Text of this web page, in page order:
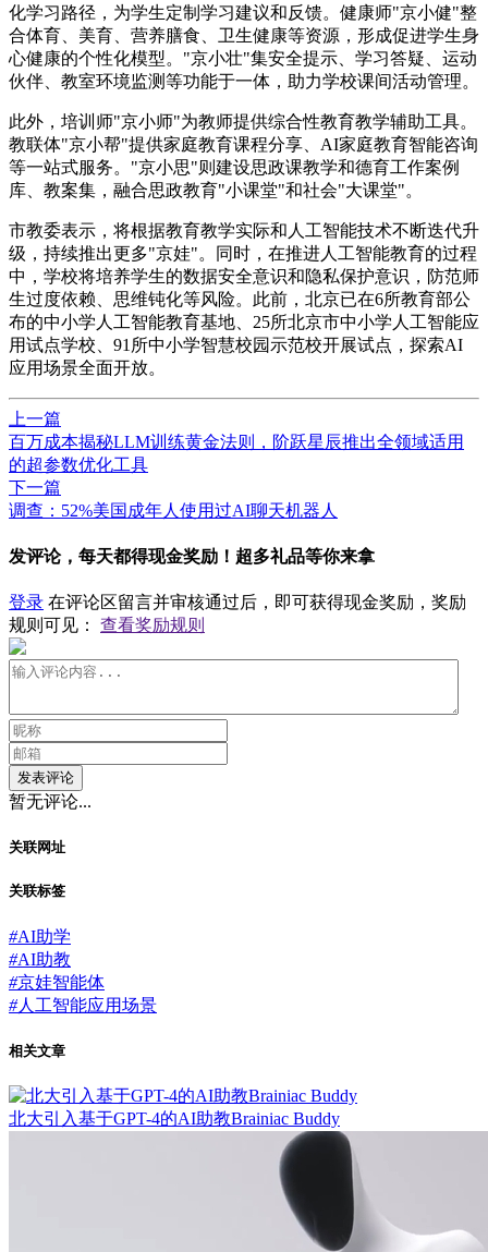
化学习路径，为学生定制学习建议和反馈。健康师"京小健"整
合体育、美育、营养膳食、卫生健康等资源，形成促进学生身
心健康的个性化模型。"京小壮"集安全提示、学习答疑、运动
伙伴、教室环境监测等功能于一体，助力学校课间活动管理。
此外，培训师"京小师"为教师提供综合性教育教学辅助工具。
教联体"京小帮"提供家庭教育课程分享、AI家庭教育智能咨询
等一站式服务。"京小思"则建设思政课教学和德育工作案例
库、教案集，融合思政教育"小课堂"和社会"大课堂"。
市教委表示，将根据教育教学实际和人工智能技术不断迭代升
级，持续推出更多"京娃"。同时，在推进人工智能教育的过程
中，学校将培养学生的数据安全意识和隐私保护意识，防范师
生过度依赖、思维钝化等风险。此前，北京已在6所教育部公
布的中小学人工智能教育基地、25所北京市中小学人工智能应
用试点学校、91所中小学智慧校园示范校开展试点，探索AI
应用场景全面开放。
上一篇
百万成本揭秘LLM训练黄金法则，阶跃星辰推出全领域适用
的超参数优化工具
下一篇
调查：52%美国成年人使用过AI聊天机器人
发评论，每天都得现金奖励！超多礼品等你来拿
登录 在评论区留言并审核通过后，即可获得现金奖励，奖励
规则可见： 查看奖励规则
发表评论
暂无评论...
关联网址
关联标签
#AI助学
#AI助教
#京娃智能体
#人工智能应用场景
相关文章
北大引入基于GPT-4的AI助教Brainiac Buddy